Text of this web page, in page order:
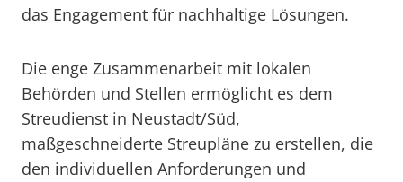
das Engagement für nachhaltige Lösungen.
Die enge Zusammenarbeit mit lokalen
Behörden und Stellen ermöglicht es dem
Streudienst in Neustadt/Süd,
maßgeschneiderte Streupläne zu erstellen, die
den individuellen Anforderungen und